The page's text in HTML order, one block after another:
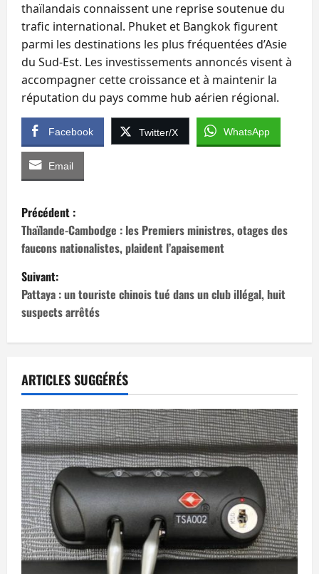
thaïlandais connaissent une reprise soutenue du
trafic international. Phuket et Bangkok figurent
parmi les destinations les plus fréquentées d’Asie
du Sud-Est. Les investissements annoncés visent à
accompagner cette croissance et à maintenir la
réputation du pays comme hub aérien régional.
Facebook Twitter/X WhatsApp
Email
N
a
v
i
g
t
i
o
n
d
’
a
Précédent :
Thaïlande-Cambodge : les Premiers ministres, otages des
faucons nationalistes, plaident l’apaisement
Suivant:
Pattaya : un touriste chinois tué dans un club illégal, huit
suspects arrêtés
ARTICLES SUGGÉRÉS